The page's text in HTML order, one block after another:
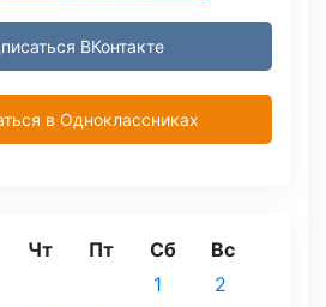
ВКонтакте
в Одноклассниках
Чт Пт Сб Вс
1
2